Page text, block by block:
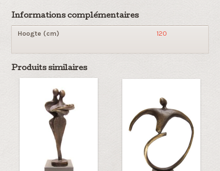
Informations complémentaires
Hoogte (cm) 120
Produits similaires